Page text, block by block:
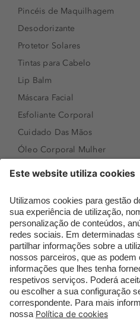
Pincéis de Maquilhagem
Desodorizante
Protetor Solares
Tintas para Cabelo
Lip Balm
Máscara Facial
Esfoliante Corporal
Cuidado Das Mãos
Óleo Corporal Mulher
Sérum de Rosto
Body mist & Spray
corporal
Produtos para Cabelo
Homem
Espuma de Limpeza
Facial
Dermocosmética